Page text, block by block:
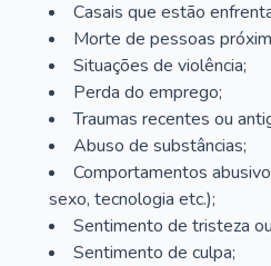
Casais que estão
Morte de pessoas
Situações de violência;
Perda do emprego;
Traumas recentes ou
Abuso de substâncias;
Comportamentos
sexo, tecnologia etc.);
Sentimento de tristeza
Sentimento de culpa;